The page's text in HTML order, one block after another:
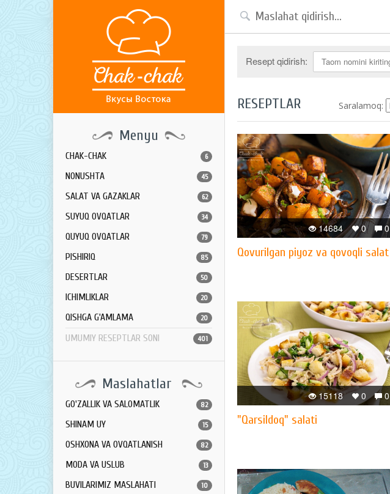
Menyu
CHAK-CHAK 6
NONUSHTA 45
SALAT VA GAZAKLAR 62
SUYUQ OVQATLAR 34
QUYUQ OVQATLAR 79
PISHIRIQ 85
DESERTLAR 50
ICHIMLIKLAR 20
QISHGA G'AMLAMA 20
UMUMIY RESEPTLAR SONI 401
Maslahatlar
GO'ZALLIK VA SALOMATLIK 82
SHINAM UY 15
OSHXONA VA OVQATLANISH 82
MODA VA USLUB 13
BUVILARIMIZ MASLAHATI 10
Resept qidirish:
RESEPTLAR Saralamoq:
0
0
14684
Qovurilgan piyoz va qovoqli salat
0
0
15118
"Qarsildoq" salati